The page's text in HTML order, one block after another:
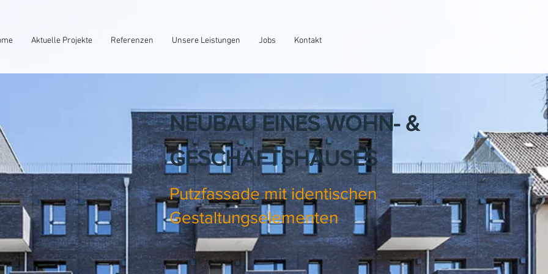
Aktuelle Projekte Referenzen Unsere Leistungen Jobs Kontakt
NEUBAU EINES WOHN- &
GESCHÄFTSHAUSES
Putzfassade mit identischen
Gestaltungselementen